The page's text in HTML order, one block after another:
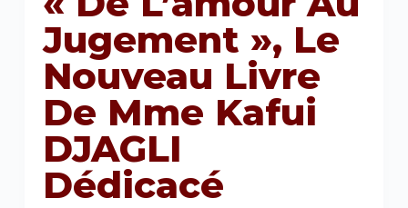
Jugement », Le
Nouveau Livre
De Mme Kafui
DJAGLI
Dédicacé